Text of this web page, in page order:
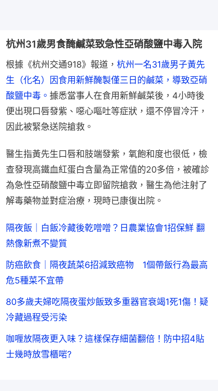
杭州31歲男食醃鹹菜致急性亞硝酸鹽中毒入院
根據《杭州交通918》報道， 杭州一名31歲男子黃先
生（化名）因食用新鮮醃製僅三日的鹹菜，導致亞硝
酸鹽中毒。 據悉當事人在食用新鮮鹹菜後，4小時後
便出現口唇發紫、噁心嘔吐等症狀，還不停冒冷汗，
因此被緊急送院搶救。
醫生指黃先生口唇和肢端發紫，氧飽和度也很低，檢
查發現高鐵血紅蛋白含量為正常值的20多倍，被確診
為急性亞硝酸鹽中毒立即留院搶救，醫生為他注射了
解毒藥物並對症治療，現時已康復出院。
隔夜飯｜白飯冷藏後乾噌噌？日農業協會1招保鮮 翻
熱像新煮不變質
防癌飲食｜隔夜蔬菜6招減致癌物 1個帶飯行為最高
危5種菜不宜帶
80多歲夫婦吃隔夜蛋炒飯致多重器官衰竭1死1傷！疑
冷藏過程受污染
咖喱放隔夜更入味？這樣保存細菌翻倍！防中招4貼
士幾時放雪櫃啱?